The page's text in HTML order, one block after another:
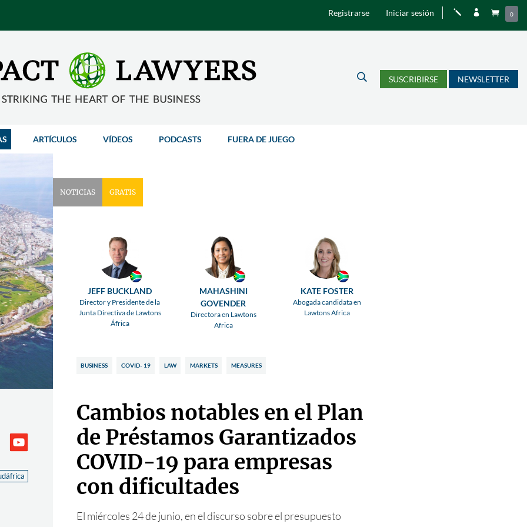
Registrarse Iniciar sesión j   0
U SUSCRIBIRSE NEWSLETTER
ARTÍCULOS VÍDEOS PODCASTS FUERA DE JUEGO
NOTICIAS GRATIS
JEFF BUCKLAND
Director y Presidente de la
Junta Directiva de Lawtons
África
MAHASHINI
GOVENDER
Directora en Lawtons
Africa
KATE FOSTER
Abogada candidata en
Lawtons Africa
BUSINESS COVID- 19 LAW MARKETS MEASURES
Cambios notables en el Plan
de Préstamos Garantizados
COVID-19 para empresas
con dificultades
El miércoles 24 de junio, en el discurso sobre el presupuesto